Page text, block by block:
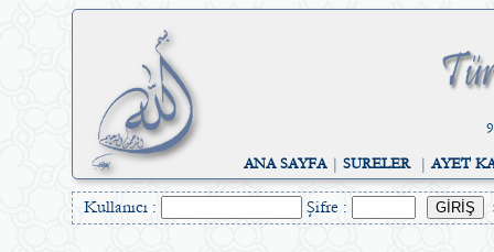
ANA SAYFA| SURELER| AYET
Kullanıcı : Şifre :